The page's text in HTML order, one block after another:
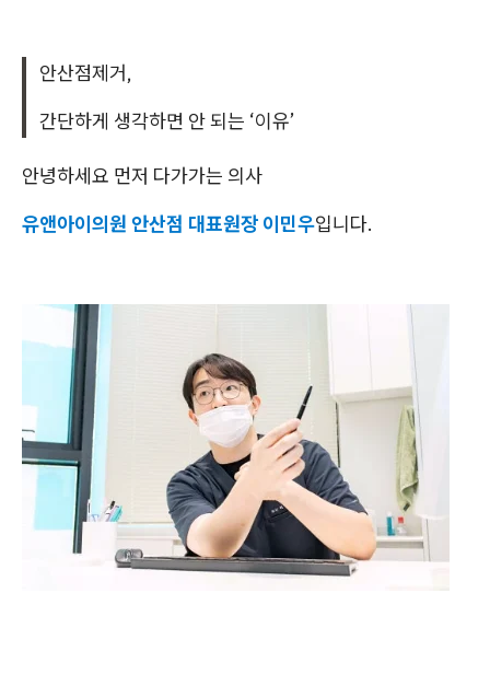
안산점제거,
간단하게 생각하면 안 되는 ‘이유’
안녕하세요 먼저 다가가는 의사
유앤아이의원 안산점 대표원장 이민우입니다.